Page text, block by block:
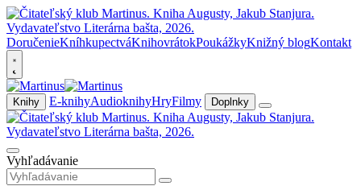
DoručenieKníhkupectváKnihovrátokPoukážkyKnižný blogKontakt
Knihy E-knihyAudioknihyHryFilmy Doplnky
Vyhľadávanie